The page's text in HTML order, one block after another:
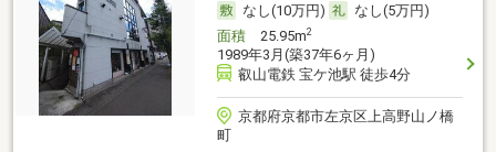
なし(10万円)
なし(5万円)
面積25.95m2
1989年3月(築37年6ヶ月)
叡山電鉄 宝ケ池駅 徒歩4分
京都府京都市左京区上高野山ノ橋
町